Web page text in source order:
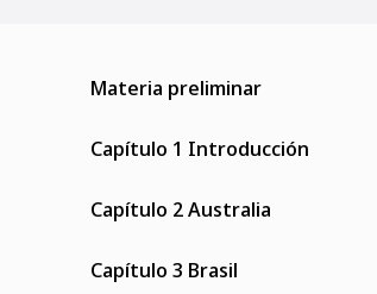
Materia preliminar
Capítulo 1 Introducción
Capítulo 2 Australia
Capítulo 3 Brasil